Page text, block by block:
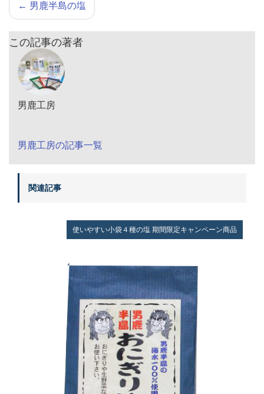
← 男鹿半島の塩
この記事の著者
男鹿工房
男鹿工房の記事一覧
関連記事
使いやすい小袋４種の塩 期間限定キャンペーン商品